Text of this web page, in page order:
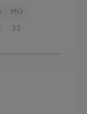
MO
31